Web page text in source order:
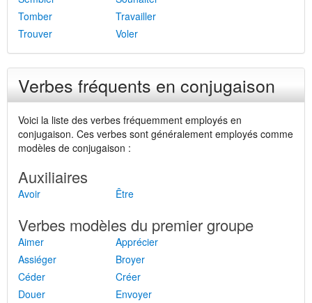
Tomber
Travailler
Trouver
Voler
Verbes fréquents en conjugaison
Voici la liste des verbes fréquemment employés en
conjugaison. Ces verbes sont généralement employés comme
modèles de conjugaison :
Auxiliaires
Avoir Être
Verbes modèles du premier groupe
Aimer
Apprécier
Assiéger
Broyer
Céder
Créer
Douer
Envoyer